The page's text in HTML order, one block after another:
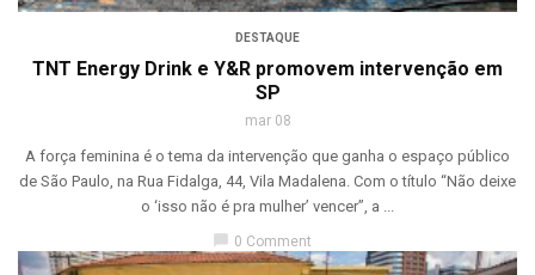
DESTAQUE
TNT Energy Drink e Y&R promovem intervenção em
SP
mar 08
A força feminina é o tema da intervenção que ganha o espaço público
de São Paulo, na Rua Fidalga, 44, Vila Madalena. Com o título “Não deixe
o ‘isso não é pra mulher’ vencer”, a ...
chat_bubble 0 Comment